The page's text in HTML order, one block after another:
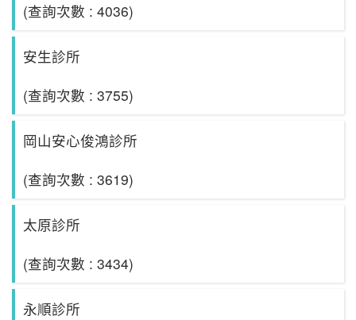
(查詢次數 : 4036)
安生診所
(查詢次數 : 3755)
岡山安心俊鴻診所
(查詢次數 : 3619)
太原診所
(查詢次數 : 3434)
永順診所